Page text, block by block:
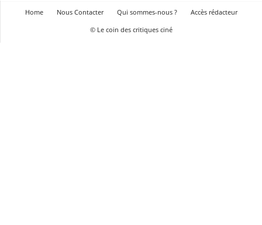
Home Nous Contacter Qui sommes-nous ?
Accès rédacteur
© Le coin des critiques ciné